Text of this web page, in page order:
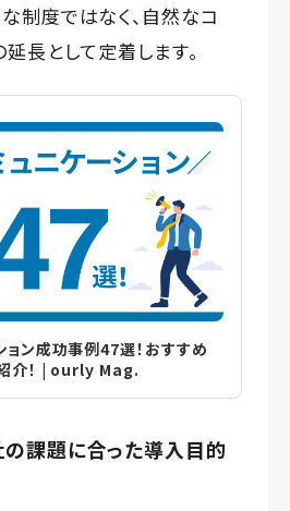
制度ではなく、自然なコ
長として定着します。
ン成功事例47選！おすすめ
介！ | ourly Mag.
の課題に合った導入目的